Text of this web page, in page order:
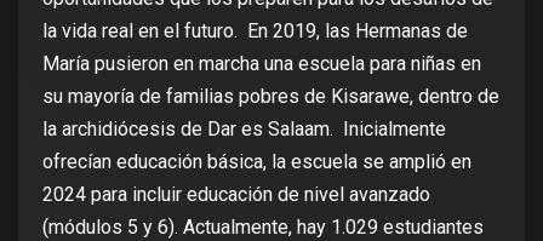
la vida real en el futuro. En 2019, las Hermanas de
María pusieron en marcha una escuela para niñas en
su mayoría de familias pobres de Kisarawe, dentro de
la archidiócesis de Dar es Salaam. Inicialmente
ofrecían educación básica, la escuela se amplió en
2024 para incluir educación de nivel avanzado
(módulos 5 y 6). Actualmente, hay 1.029 estudiantes